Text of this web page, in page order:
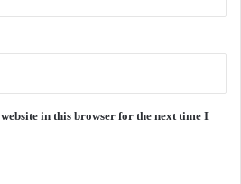
in this browser for the next time I